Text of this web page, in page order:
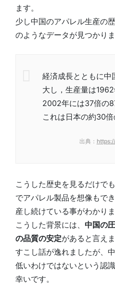
ます。
少し中国のアパレル生産の
のようなデータが見つかりま
経済成長とともに中
大し，生産量は
2002年には37倍の
これは日本の約30倍
出典：
こうした歴史を見るだけで
でアパレル製品を想像もで
産し続けている事がわかりま
こうした背景には、中国の
の品質の安定があると言えま
すこし話が逸れましたが、
低いわけではないという認
幸いです。